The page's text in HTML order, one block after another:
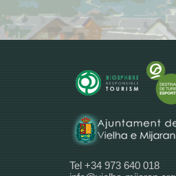
Tel +34 973 640 018